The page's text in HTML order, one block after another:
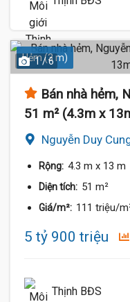
Hẻm (3 m)
1 / 6
Bán nhà hẻm,
51 m² (4.3m x
Nguyễn Duy
Rộng: 4.3 m x 13 m
Diện tích: 51 m²
Giá/m²: 111 triệu/
5 tỷ 900 triệu
Thịnh BĐS